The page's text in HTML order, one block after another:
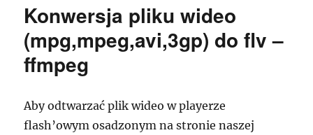
Konwersja pliku wideo
(mpg,mpeg,avi,3gp) do flv –
ffmpeg
Aby odtwarzać plik wideo w playerze
flash’owym osadzonym na stronie naszej